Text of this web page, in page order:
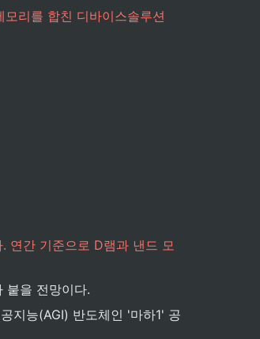
리를 합친 디바이스솔루션
연간 기준으로 D램과 낸드 모
붙을 전망이다.
지능(AGI) 반도체인 '마하1' 공